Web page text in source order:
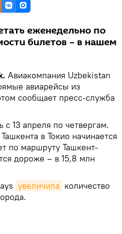
еженедельно по
билетов – в нашем
Авиакомпания Uzbekistan
авиарейсы из
сообщает пресс-служба
с 13 апреля по четвергам.
в Токио начинается
по маршруту Ташкент-
дороже – в 15,8 млн
увеличила количество